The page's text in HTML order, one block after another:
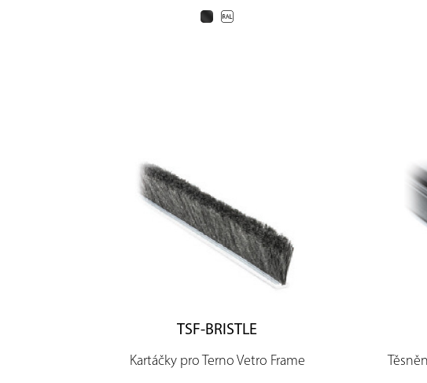
TSF-BRISTLE
Kartáčky pro Terno Vetro Frame